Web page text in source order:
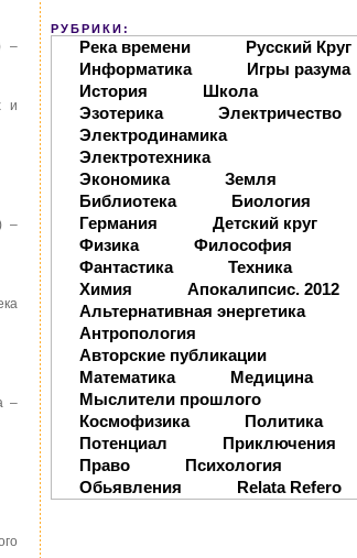
–
и
–
–
РУБРИКИ:
Река времени
Русский Круг
Информатика
Игры разума
История
Школа
Эзотерика
Электричество
Электродинамика
Электротехника
Экономика
Земля
Библиотека
Биология
Германия
Детский круг
Физика
Философия
Фантастика
Техника
Химия
Апокалипсис. 2012
Альтернативная энергетика
Антропология
Авторские публикации
Математика
Медицина
Мыслители прошлого
Космофизика
Политика
Потенциал
Приключения
Право
Психология
Обьявления
Relata Refero